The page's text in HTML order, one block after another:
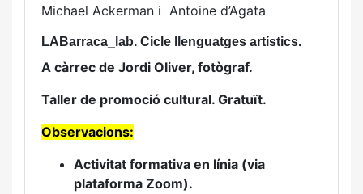
Michael Ackerman i Antoine d’Agata
LABarraca_lab. Cicle llenguatges artístics.
A càrrec de Jordi Oliver, fotògraf.
Taller de promoció cultural. Gratuït.
Observacions:
Activitat formativa en línia (via
plataforma Zoom).